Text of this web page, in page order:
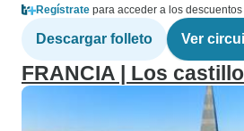
Regístrate para acceder a los descuentos
Descargar folleto Ver
FRANCIA | Los